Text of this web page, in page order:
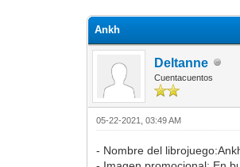
Ankh
Deltanne
Cuentacuentos
05-22-2021, 03:49 AM
- Nombre del